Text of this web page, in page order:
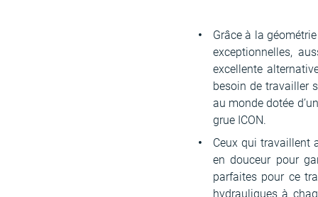
Grâce à la
exceptionnelles,
excellente
besoin de travailler
au monde dotée
grue ICON.
Ceux qui travaillent
en douceur pour
parfaites pour ce
hydrauliques à